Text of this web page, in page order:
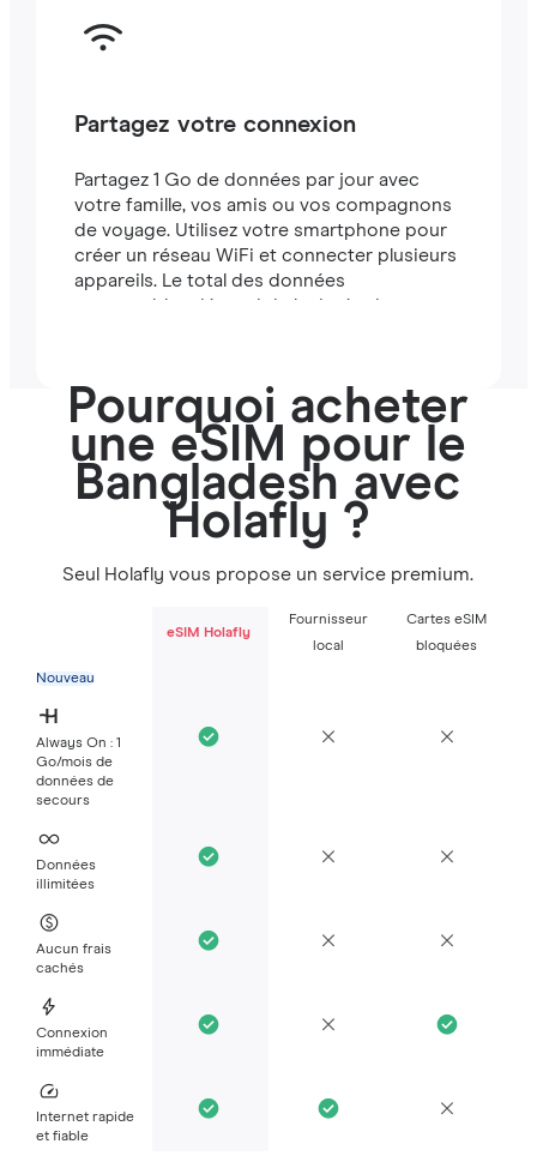
Partagez votre connexion
Partagez 1 Go de données par jour avec
votre famille, vos amis ou vos compagnons
de voyage. Utilisez votre smartphone pour
créer un réseau WiFi et connecter plusieurs
appareils. Le total des données
partageables dépend de la durée de votre
Pourquoi acheter
une eSIM pour le
Bangladesh avec
Holafly ?
Seul Holafly vous propose un service premium.
eSIM Holafly
Fournisseur
local
Cartes eSIM
bloquées
Nouveau
Always On : 1
Go/mois de
données de
secours
Données
illimitées
Aucun frais
cachés
Connexion
immédiate
Internet rapide
et fiable